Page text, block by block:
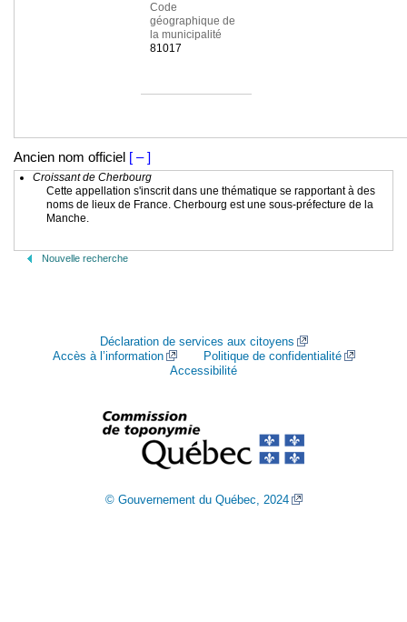
Code
géographique de
la municipalité
81017
Ancien nom officiel [ – ]
Croissant de Cherbourg
Cette appellation s'inscrit dans une thématique se rapportant à des
noms de lieux de France. Cherbourg est une sous-préfecture de la
Manche.
Nouvelle recherche
Déclaration de services aux citoyens
Accès à l’information
Politique de confidentialité
Accessibilité
© Gouvernement du Québec, 2024